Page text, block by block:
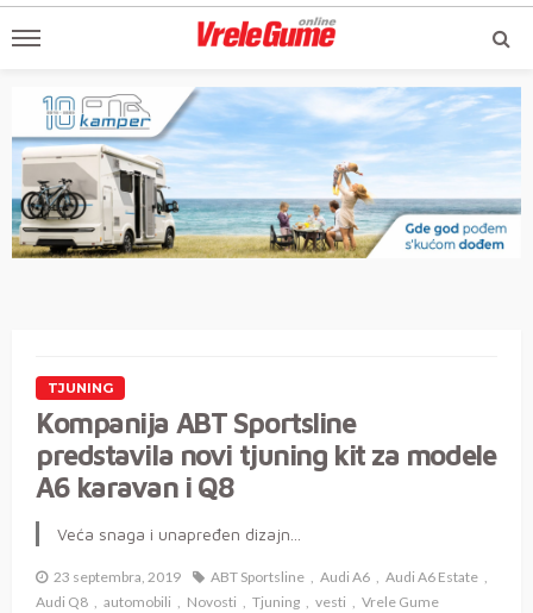
TJUNING
Kompanija ABT Sportsline
predstavila novi tjuning kit za modele
A6 karavan i Q8
Veća snaga i unapređen dizajn...
23 septembra, 2019 ABT Sportsline Audi A6
Audi A6 Estate
Audi Q8
automobili Novosti Tjuning vesti Vrele Gume